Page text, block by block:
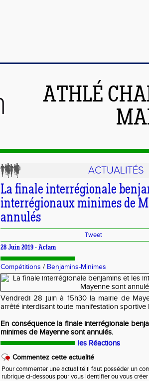
ATHLÉ
ACTUALITÉS
La finale interrégionale
interrégionaux minimes de
annulés
Tweet
28 Juin 2019 - Aclam
Compétitions / Benjamins-Minimes
Vendredi 28 juin à 15h30 la mairie de
arrêté interdisant toute manifestation sportive
En conséquence la finale interrégionale
minimes de Mayenne sont annulés.
les Réactions
Commentez cette actualité
Pour commenter une actualité il faut posséder un
rubrique ci-dessous pour vous identifier ou vous